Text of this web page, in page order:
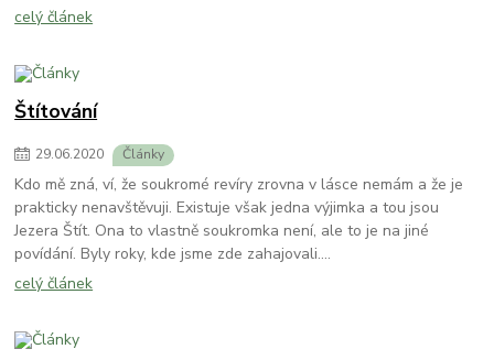
celý článek
Štítování
29.06.2020 Články
Kdo mě zná, ví, že soukromé revíry zrovna v lásce nemám a že je
prakticky nenavštěvuji. Existuje však jedna výjimka a tou jsou
Jezera Štít. Ona to vlastně soukromka není, ale to je na jiné
povídání. Byly roky, kde jsme zde zahajovali....
celý článek